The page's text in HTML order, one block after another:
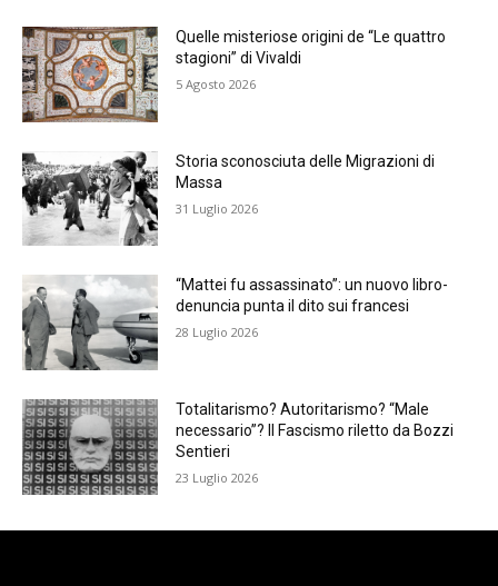
Quelle misteriose origini de “Le quattro
stagioni” di Vivaldi
5 Agosto 2026
Storia sconosciuta delle Migrazioni di
Massa
31 Luglio 2026
“Mattei fu assassinato”: un nuovo libro-
denuncia punta il dito sui francesi
28 Luglio 2026
Totalitarismo? Autoritarismo? “Male
necessario”? Il Fascismo riletto da Bozzi
Sentieri
23 Luglio 2026